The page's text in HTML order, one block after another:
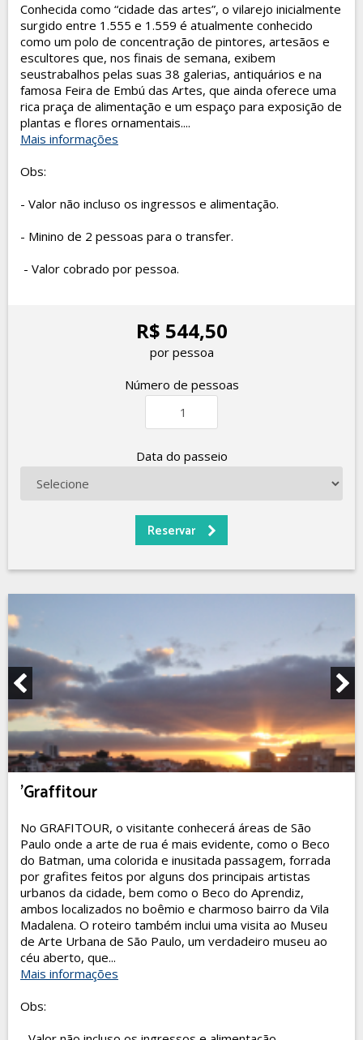
Conhecida como “cidade das artes”, o vilarejo inicialmente
surgido entre 1.555 e 1.559 é atualmente conhecido
como um polo de concentração de pintores, artesãos e
escultores que, nos finais de semana, exibem
seustrabalhos pelas suas 38 galerias, antiquários e na
famosa Feira de Embú das Artes, que ainda oferece uma
rica praça de alimentação e um espaço para exposição de
plantas e flores ornamentais....
Mais informações
Obs:
- Valor não incluso os ingressos e alimentação.
- Minino de 2 pessoas para o transfer.
- Valor cobrado por pessoa.
R$ 544,50
por pessoa
Número de pessoas
Data do passeio
'Graffitour
No GRAFITOUR, o visitante conhecerá áreas de São
Paulo onde a arte de rua é mais evidente, como o Beco
do Batman, uma colorida e inusitada passagem, forrada
por grafites feitos por alguns dos principais artistas
urbanos da cidade, bem como o Beco do Aprendiz,
ambos localizados no boêmio e charmoso bairro da Vila
Madalena. O roteiro também inclui uma visita ao Museu
de Arte Urbana de São Paulo, um verdadeiro museu ao
céu aberto, que...
Mais informações
Obs: